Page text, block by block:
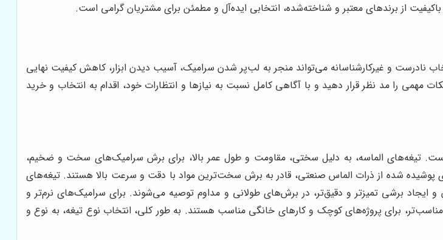
از برندهای معتبر و شناخته‌شده، انتخابی ایده‌آل و مطمئن برای مشتریان گرامی است.
نادرست و غیرکارشناسانه می‌تواند منجر به لب‌پر شدن سرامیک، آسیب دیدن ابزار، کاهش کیفیت نهایی
مهمی را مد نظر قرار دهید و با آگاهی کامل نسبت به نیازها و انتظارات خود، اقدام به انتخاب و خرید
تیغه‌های الماسه، به دلیل سختی، مقاومت و طول عمر بالا، برای برش سرامیک‌های سخت و ضخیم،
پوشیده شده از ذرات الماس صنعتی، قادر به برش سخت‌ترین مواد با دقت و سرعت بالا هستند. تیغه‌های
برشی تمیزتر و دقیق‌تر، در برش‌های طولانی و مداوم توصیه می‌شوند. برای سرامیک‌های نرم‌تر و
مناسب‌تر، برای پروژه‌های کوچک و کارهای خانگی مناسب هستند. به طور کلی، انتخاب نوع تیغه، به نوع و